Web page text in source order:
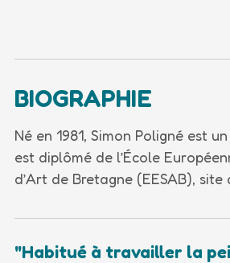
BIOGRAPHIE
Né en 1981, Simon Poligné est
est diplômé de l’École
d’Art de Bretagne (EESAB), site
"Habitué à travailler la